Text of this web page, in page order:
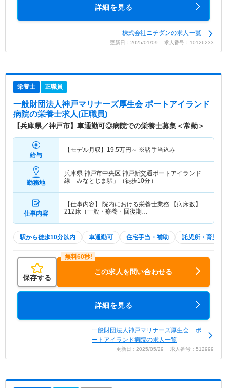
詳細を見る
株式会社ニチダンの求人一覧
更新日：2025/01/09 求人番号：10126233
栄養士 正職員
一般財団法人神戸マリナーズ厚生会 ポートアイランド
病院の栄養士求人(正職員)
【兵庫県／神戸市】車通勤可◎病院での栄養士募集＜常勤＞
給与
【モデル月収】 19.5万円～ ※諸手当込み
勤務地
兵庫県 神戸市中央区 神戸新交通ポートアイランド
線「みなとじま駅」（徒歩10分）
仕事内容
【仕事内容】 院内における栄養士業務 【病床数】
212床（一般・療養・回復期…
駅から徒歩10分以内 車通勤可 住宅手当・補助 託児所・育児補
保存する
この求人を問い合わせる
詳細を見る
一般財団法人神戸マリナーズ厚生会 ポ
ートアイランド病院の求人一覧
更新日：2025/05/29 求人番号：512999